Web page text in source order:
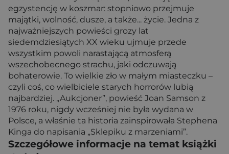
egzystencję w koszmar: stopniowo przejmuje
majątki, wolność, dusze, a także... życie. Jedna z
najważniejszych powieści grozy lat
siedemdziesiątych XX wieku ujmuje przede
wszystkim powoli narastającą atmosferą
wszechobecnego strachu, jaki odczuwają
bohaterowie. To wielkie zło w małym miasteczku –
czyli coś, co wielbiciele starych horrorów lubią
najbardziej. „Aukcjoner”, powieść Joan Samson z
1976 roku, nigdy wcześniej nie była wydana w
Polsce, a właśnie ta historia zainspirowała Stephena
Kinga do napisania „Sklepiku z marzeniami”.
Szczegółowe informacje na temat książki